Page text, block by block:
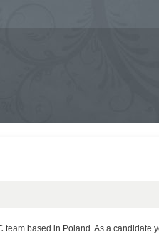
based in Poland. As a candidate